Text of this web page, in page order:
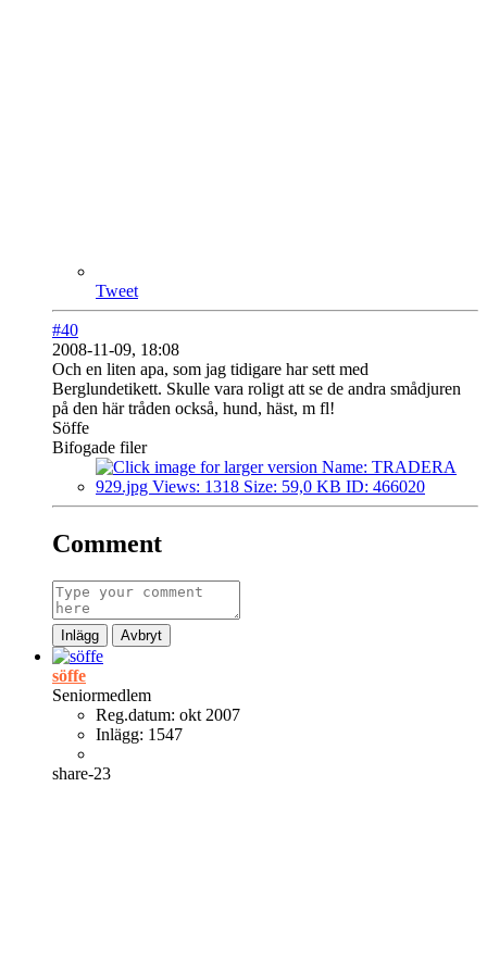
Tweet
#40
2008-11-09, 18:08
Och en liten apa, som jag tidigare har sett med
Berglundetikett. Skulle vara roligt att se de andra smådjuren
på den här tråden också, hund, häst, m fl!
Söffe
Bifogade filer
Comment
Inlägg Avbryt
söffe
Seniormedlem
Reg.datum: okt 2007
Inlägg: 1547
share-23